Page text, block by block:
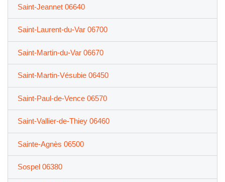
Saint-Jeannet 06640
Saint-Laurent-du-Var 06700
Saint-Martin-du-Var 06670
Saint-Martin-Vésubie 06450
Saint-Paul-de-Vence 06570
Saint-Vallier-de-Thiey 06460
Sainte-Agnès 06500
Sospel 06380